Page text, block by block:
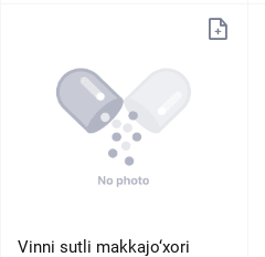
Vinni sutli makkajo‘xori